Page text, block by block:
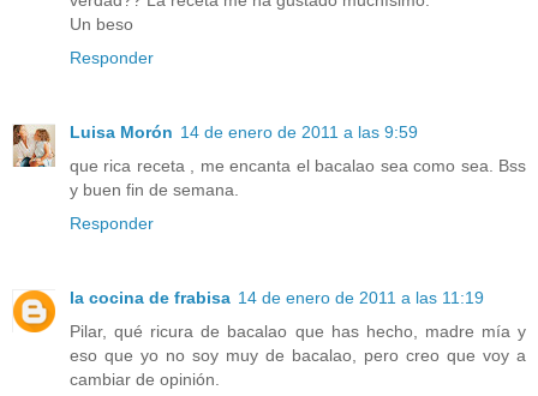
Un beso
Responder
Luisa Morón 14 de enero de 2011 a las 9:59
que rica receta , me encanta el bacalao sea como sea. Bss
y buen fin de semana.
Responder
la cocina de frabisa 14 de enero de 2011 a las 11:19
Pilar, qué ricura de bacalao que has hecho, madre mía y
eso que yo no soy muy de bacalao, pero creo que voy a
cambiar de opinión.